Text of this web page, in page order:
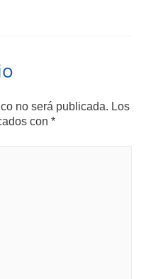
no será publicada. Los
con *